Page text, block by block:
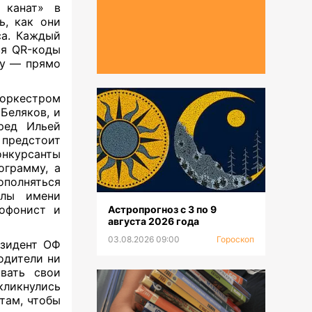
в
как они
Каждый
QR-коды
— прямо
и
Ильей
а
имени
и
ОФ
ни
свои
чтобы
Астропрогноз с 3 по 9
августа 2026 года
03.08.2026 09:00 Гороскоп